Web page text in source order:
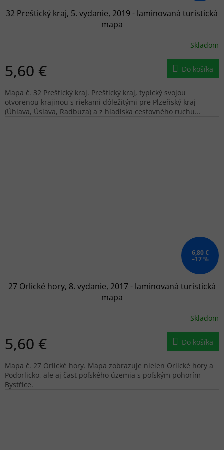
32 Preštický kraj, 5. vydanie, 2019 - laminovaná turistická
mapa
Skladom
5,60 € Do košíka
Mapa č. 32 Preštický kraj. Preštický kraj, typický svojou
otvorenou krajinou s riekami dôležitými pre Plzeňský kraj
(Úhlava, Úslava, Radbuza) a z hľadiska cestovného ruchu...
6,80 €
–17 %
27 Orlické hory, 8. vydanie, 2017 - laminovaná turistická
mapa
Skladom
5,60 € Do košíka
Mapa č. 27 Orlické hory. Mapa zobrazuje nielen Orlické hory a
Podorlicko, ale aj časť poľského územia s poľským pohorím
Bystřice.